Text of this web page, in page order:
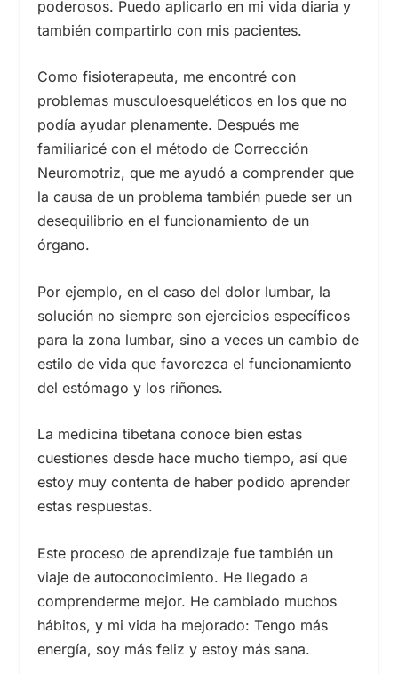
poderosos. Puedo aplicarlo en mi vida diaria y
también compartirlo con mis pacientes.
Como fisioterapeuta, me encontré con
problemas musculoesqueléticos en los que no
podía ayudar plenamente. Después me
familiaricé con el método de Corrección
Neuromotriz, que me ayudó a comprender que
la causa de un problema también puede ser un
desequilibrio en el funcionamiento de un
órgano.
Por ejemplo, en el caso del dolor lumbar, la
solución no siempre son ejercicios específicos
para la zona lumbar, sino a veces un cambio de
estilo de vida que favorezca el funcionamiento
del estómago y los riñones.
La medicina tibetana conoce bien estas
cuestiones desde hace mucho tiempo, así que
estoy muy contenta de haber podido aprender
estas respuestas.
Este proceso de aprendizaje fue también un
viaje de autoconocimiento. He llegado a
comprenderme mejor. He cambiado muchos
hábitos, y mi vida ha mejorado: Tengo más
energía, soy más feliz y estoy más sana.